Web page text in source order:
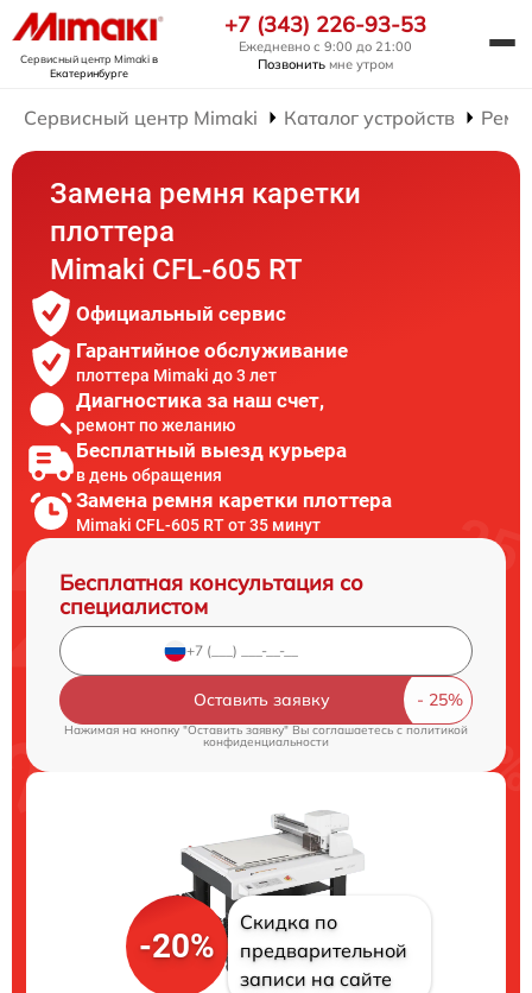
Сервисный центр Mimakiв
Екатеринбурге
+7 (343) 226-93-53
Ежедневно с 9:00 до 21:00
Позвонить мне утром
Сервисный центр Mimaki Каталог устройств
Замена ремня каретки
плоттера
Mimaki CFL-605 RT
Официальный сервис
Гарантийное обслуживание
плоттера Mimaki до 3 лет
Диагностика за наш счет,
ремонт по желанию
Бесплатный выезд курьера
в день обращения
Замена ремня каретки плоттера
Mimaki CFL-605 RT от 35 минут
Бесплатная консультация со
специалистом
Оставить заявку
Нажимая на кнопку "Оставить заявку" Вы соглашаетесь cполитикой
конфиденциальности
-20%
Скидка по
предварительной
записи на сайте